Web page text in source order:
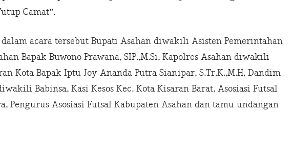
Camat”.
acara tersebut Bupati Asahan diwakili Asisten Pemerintahan
Bapak Buwono Prawana, SIP.,M.Si, Kapolres Asahan diwakili
Kota Bapak Iptu Joy Ananda Putra Sianipar, S.Tr.K.,M.H, Dandim
Babinsa, Kasi Kesos Kec. Kota Kisaran Barat, Asosiasi Futsal
Pengurus Asosiasi Futsal Kabupaten Asahan dan tamu undangan